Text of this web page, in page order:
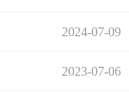
2024-07-09
2023-07-06